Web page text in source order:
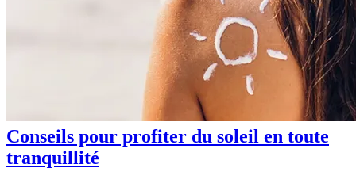
Conseils pour profiter du soleil en toute
tranquillité